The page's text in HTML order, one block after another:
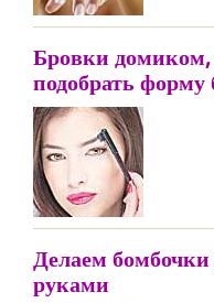
Бровки
подобрать форму
Делаем
руками